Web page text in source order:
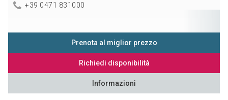
+39 0471 831000
Prenota al miglior prezzo
Richiedi disponibilità
Informazioni